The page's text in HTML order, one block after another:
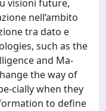
visioni future,
nell’ambito
tra dato e
such as the
and Ma-
the way of
cially when they
to deﬁne